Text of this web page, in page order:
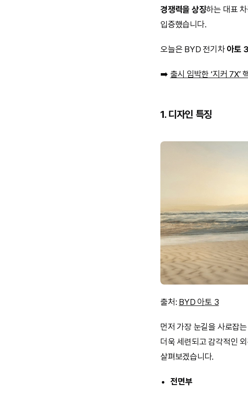
경쟁력을 상징하는 대표
입증했습니다.
오늘은 BYD 전기차 아토
➡️ 출시 임박한 ‘지커 7X’
1. 디자인 특징
출처: BYD 아토 3
먼저 가장 눈길을 사로잡
더욱 세련되고 감각적인
살펴보겠습니다.
전면부